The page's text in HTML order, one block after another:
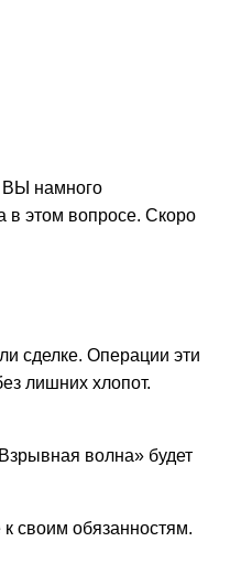
ВЫ намного
в этом вопросе. Скоро
сделке. Операции эти
лишних хлопот.
волна» будет
своим обязанностям.